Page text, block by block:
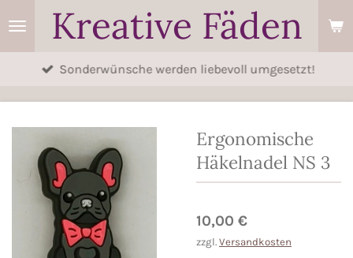
Zum
HauptinhaltKreative Fäden
Sonderwünsche werden liebevoll umgesetzt!
Ergonomische
Häkelnadel NS 3
10,00 €
zzgl. Versandkosten